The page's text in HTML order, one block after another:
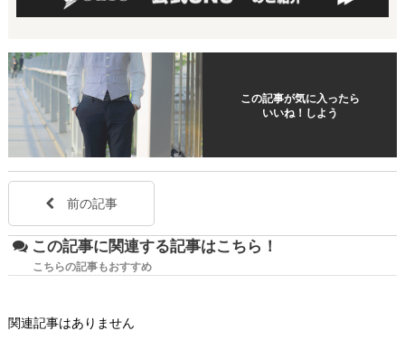
この記事が気に入ったら
いいね！しよう
前の記事
この記事に関連する記事はこちら！
こちらの記事もおすすめ
関連記事はありません